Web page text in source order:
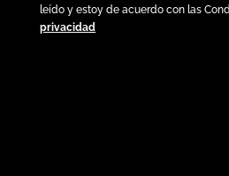
leído y estoy de acuerdo con las
privacidad